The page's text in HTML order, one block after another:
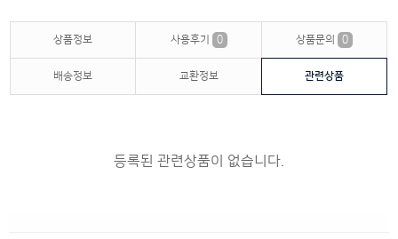
상품정보 사용후기 0 상품문의 0
배송정보 교환정보 관련상품
등록된 관련상품이 없습니다.